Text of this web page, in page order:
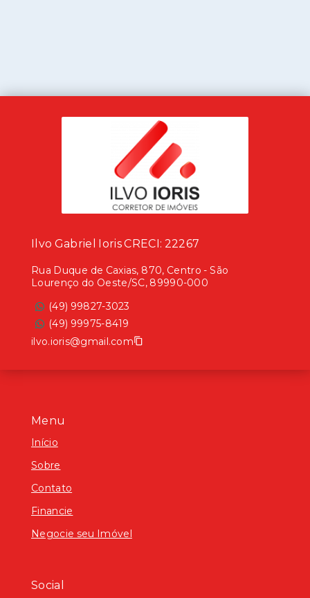
Menu
Início
Sobre
Contato
Financie
Negocie seu Imóvel
Social
Ilvo Gabriel Ioris CRECI: 22267
Rua Duque de Caxias, 870, Centro - São
Lourenço do Oeste/SC, 89990-000
(49) 99827-3023
(49) 99975-8419
ilvo.ioris@gmail.com